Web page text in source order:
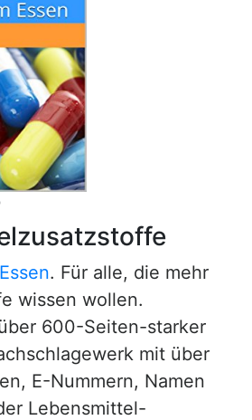
. Für alle, die mehr
wissen wollen.
600-Seiten-starker
mit über
E-Nummern, Namen
Lebensmittel-